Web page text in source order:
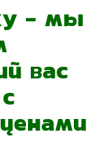
- мы
вас